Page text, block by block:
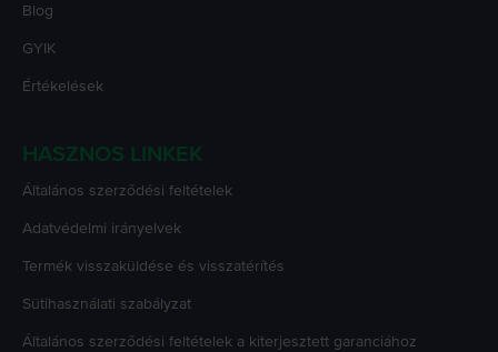
Blog
GYIK
Értékelések
HASZNOS LINKEK
Általános szerződési feltételek
Adatvédelmi irányelvek
Termék visszaküldése és visszatérítés
Sütihasználati szabályzat
Általános szerződési feltételek a kiterjesztett garanciához